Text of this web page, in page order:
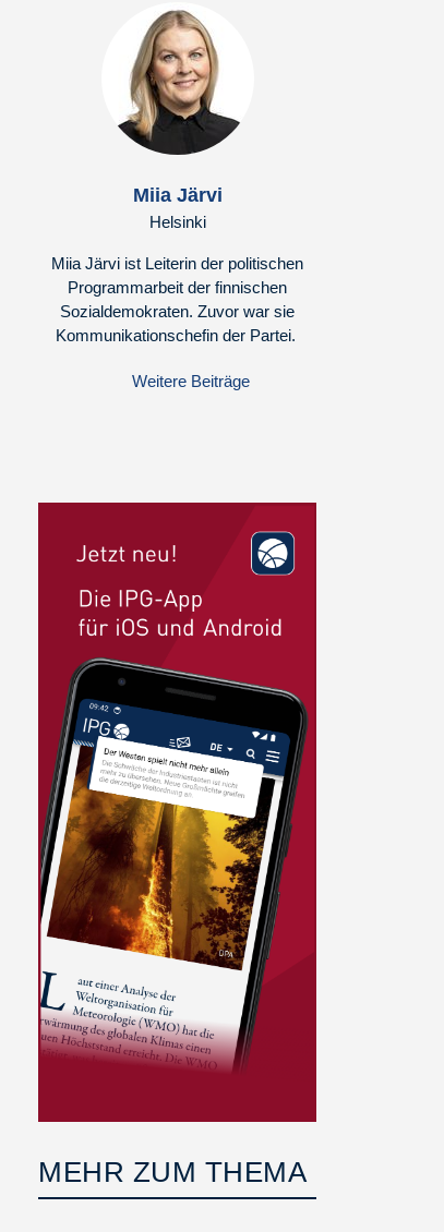
Miia Järvi
Helsinki
Miia Järvi ist Leiterin der politischen
Programmarbeit der finnischen
Sozialdemokraten. Zuvor war sie
Kommunikationschefin der Partei.
Weitere Beiträge
MEHR ZUM THEMA